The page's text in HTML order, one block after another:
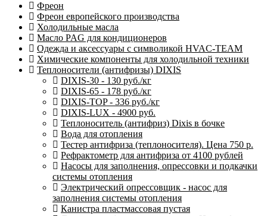
Фреон
Фреон европейского производства
Холодильные масла
Масло PAG для кондиционеров
Одежда и аксессуары с символикой HVAC-TEAM
Химические компоненты для холодильной техники
Теплоносители (антифризы) DIXIS
DIXIS-30 - 130 руб./кг
DIXIS-65 - 178 руб./кг
DIXIS-ТОP - 336 руб./кг
DIXIS-LUX - 4900 руб.
Теплоноситель (антифриз) Dixis в бочке
Вода для отопления
Тестер антифриза (теплоносителя). Цена 750 р.
Рефрактометр для антифриза от 4100 рублей
Насосы для заполнения, опрессовки и подкачки
системы отопления
Электрический опрессовщик - насос для
заполнения системы отопления
Канистра пластмассовая пустая